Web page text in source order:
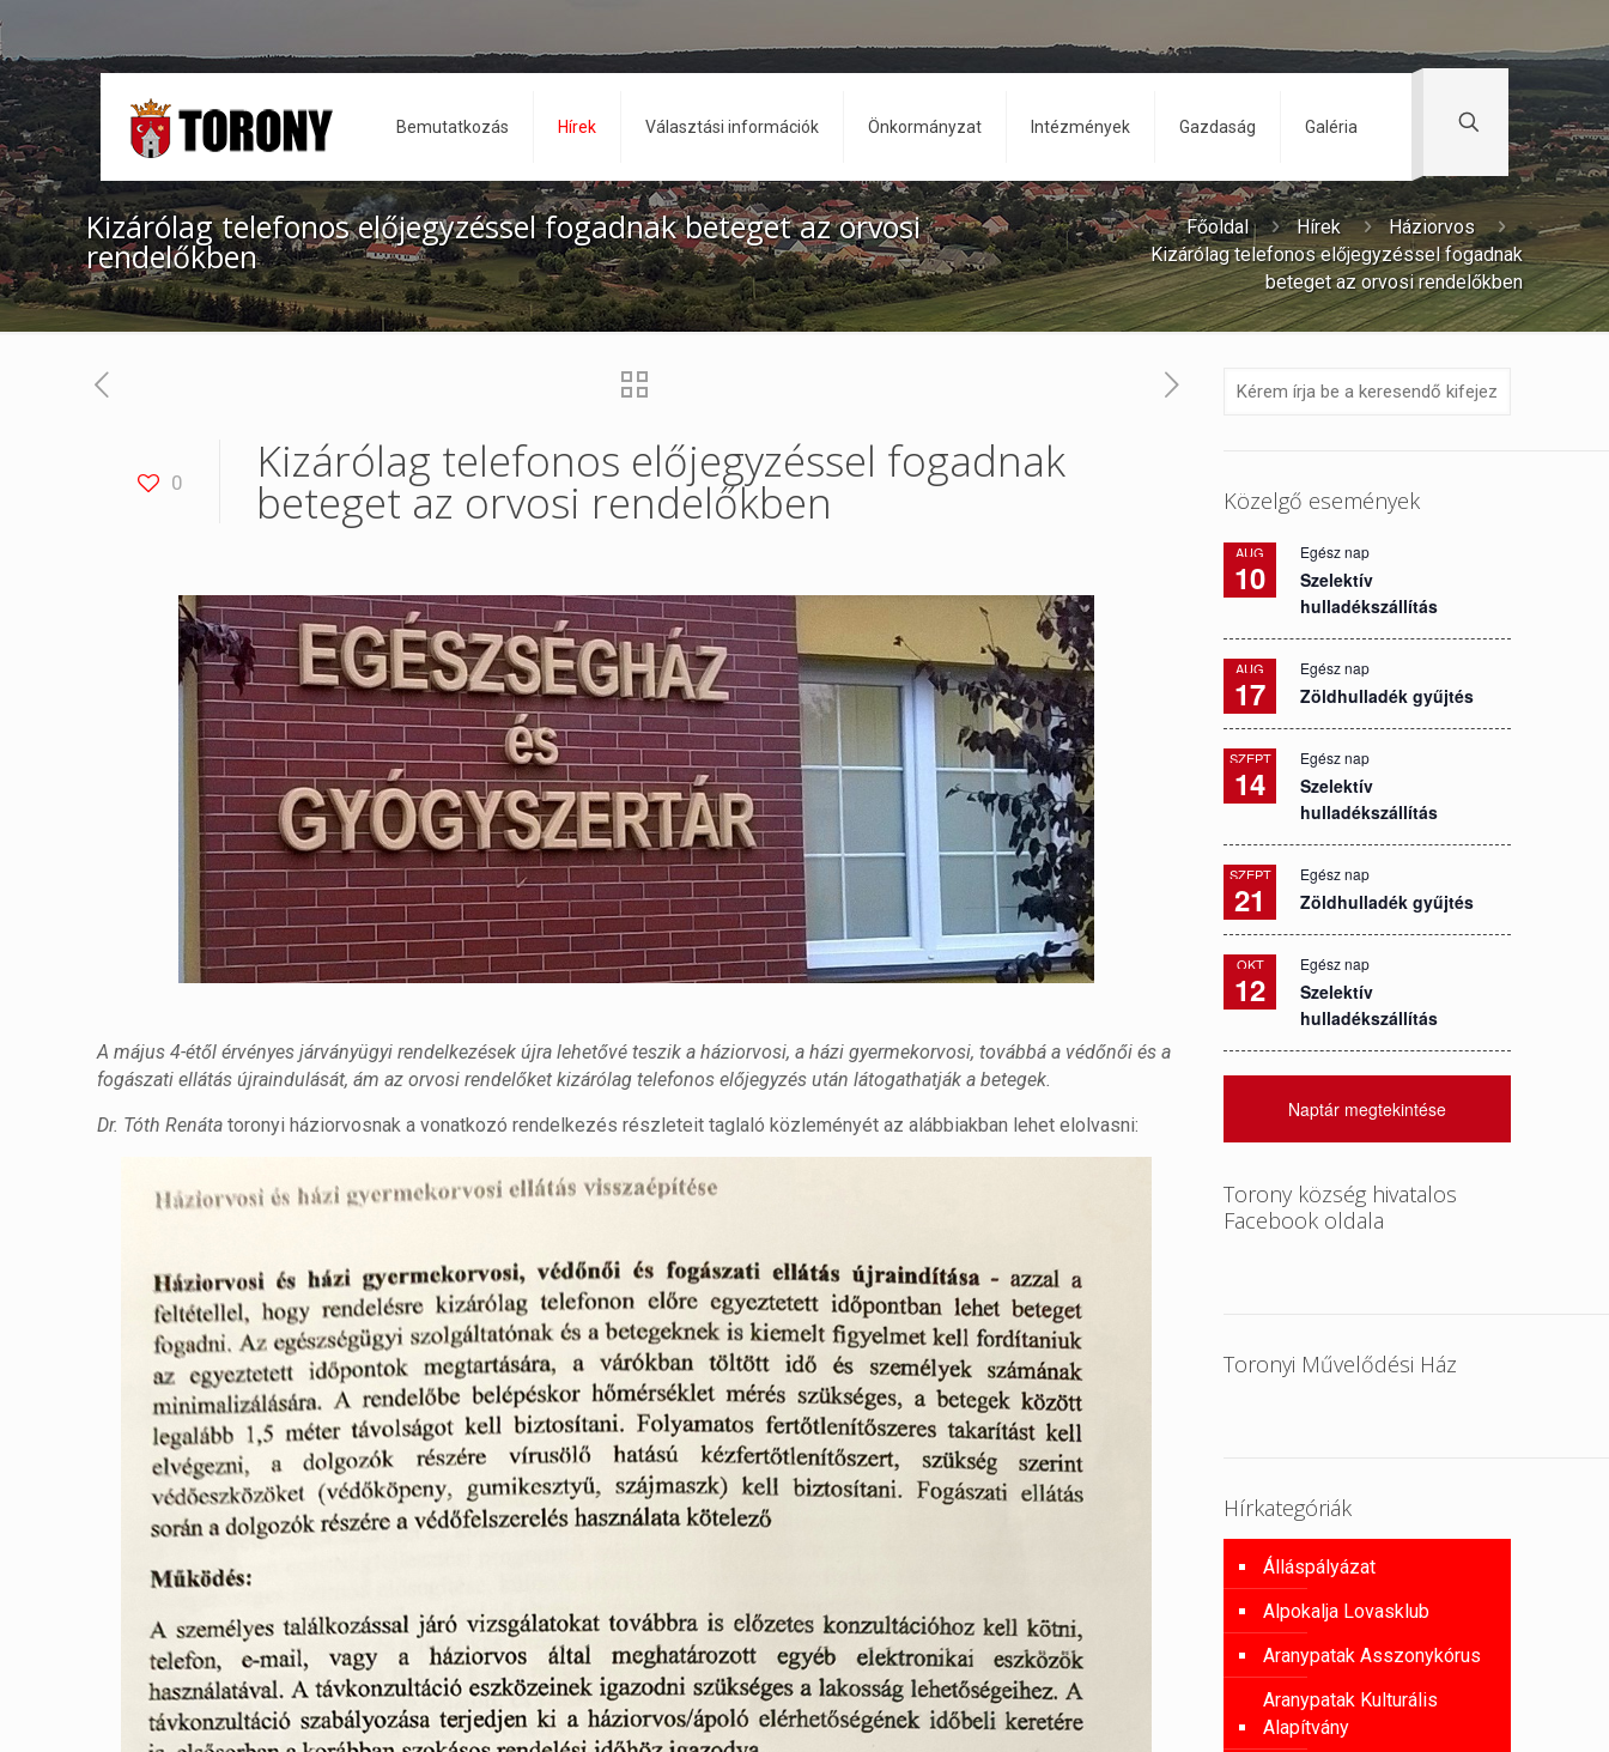
Bemutatkozás Hírek Választási információk Önkormányzat Intézmények Gazdaság Galéria
Kizárólag telefonos előjegyzéssel fogadnak beteget az orvosi
rendelőkben
Főoldal Hírek
Háziorvos
Kizárólag telefonos előjegyzéssel fogadnak
beteget az orvosi rendelőkben
0 Kizárólag telefonos előjegyzéssel fogadnak
beteget az orvosi rendelőkben
A május 4-étől érvényes járványügyi rendelkezések újra lehetővé teszik a háziorvosi, a házi gyermekorvosi, továbbá a védőnői és a
fogászati ellátás újraindulását, ám az orvosi rendelőket kizárólag telefonos előjegyzés után látogathatják a betegek.
Dr. Tóth Renáta toronyi háziorvosnak a vonatkozó rendelkezés részleteit taglaló közleményét az alábbiakban lehet elolvasni:
Közelgő események
AUG
10
Egész nap
Szelektív
hulladékszállítás
AUG
17
Egész nap
Zöldhulladék gyűjtés
SZEPT
14
Egész nap
Szelektív
hulladékszállítás
SZEPT
21
Egész nap
Zöldhulladék gyűjtés
OKT
12
Egész nap
Szelektív
hulladékszállítás
Naptár megtekintése
Torony község hivatalos
Facebook oldala
Toronyi Művelődési Ház
Hírkategóriák
Álláspályázat
Alpokalja Lovasklub
Aranypatak Asszonykórus
Aranypatak Kulturális
Alapítvány